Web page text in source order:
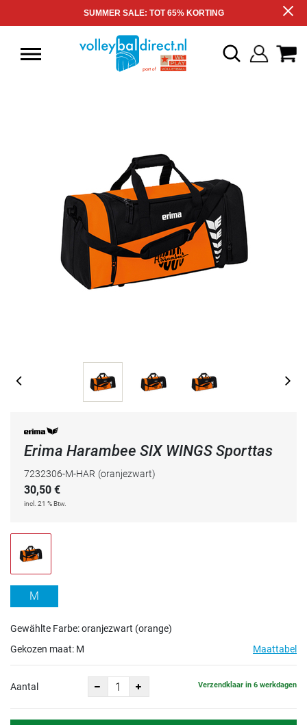
SUMMER SALE: TOT 65% KORTING
Erima Harambee SIX WINGS Sporttas
7232306-M-HAR (oranjezwart)
30,50 €
incl. 21 % Btw.
M
Gewählte Farbe: oranjezwart (orange)
Gekozen maat: M Maattabel
Aantal Verzendklaar in 6 werkdagen